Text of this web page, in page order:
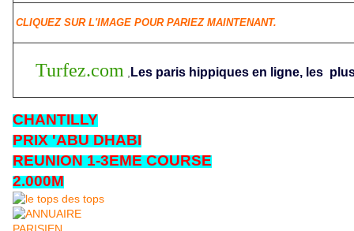
CLIQUEZ SUR L'IMAGE POUR PARIEZ MAINTENANT.
Turfez.com Les paris hippiques en ligne, les
CHANTILLY
PRIX 'ABU DHABI
REUNION 1-3EME COURSE
2.000M